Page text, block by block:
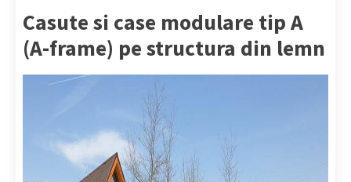
Casute si case modulare tip A
(A-frame) pe structura din lemn